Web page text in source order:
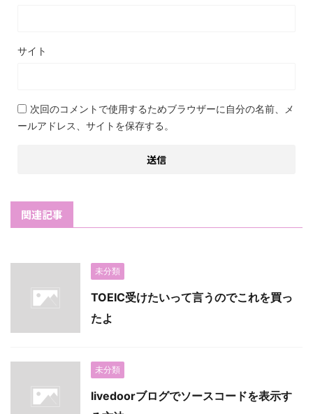
サイト
次回のコメントで使用するためブラウザーに自分の名前、メ
ールアドレス、サイトを保存する。
関連記事
未分類
TOEIC受けたいって言うのでこれを買っ
たよ
未分類
livedoorブログでソースコードを表示す